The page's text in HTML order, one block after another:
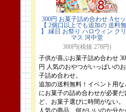
300円 お菓子詰め合わせ Aセッ
【 2個口以上でも追加の 送料
】 縁日 お祭り ハロウィン ク
マス 河中堂
300円(税抜 278円)
子供が喜ぶお菓子詰め合わせ
円 人気のおやつがいっぱいの
子詰め合わせ。
追加の送料無料！イベント用な
にお菓子の詰め合わせが必要だ
ど、お菓子選びに時間がない。
人気の商品、何がいいのか分か